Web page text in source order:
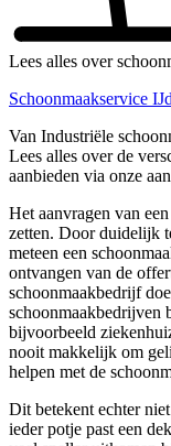
Lees alles over
Schoonmaakservice
Van Industriële
Lees alles over de
aanbieden via onze
Het aanvragen van
zetten. Door duidelijk
meteen een
ontvangen van de
schoonmaakbedrijf
schoonmaakbedrijven
bijvoorbeeld
nooit makkelijk om
helpen met de
Dit betekent echter
ieder potje past een